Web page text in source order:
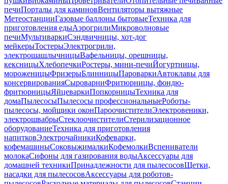
печиПорталы для каминовВентиляторы вытяжные
МетеостанцииГазовые баллоны бытовыеТехника для
приготовления едыАэрогрилиМикроволновые
печиМультиваркиСэндвичницы, хот-дог
мейкерыТостерыЭлектрогрили,
электрошашлычницыВафельницы, орешницы,
кексницыХлебопечкиРостеры, мини-печиЙогуртницы,
мороженицыФризерыБлинницыПароваркиАвтоклавы для
консервированияСыроварниФритюрницы, фондю-
фритюрницыЯйцеваркиПопкорницыТехника для
домаПылесосыПылесосы профессиональныеРоботы-
пылесосы, мойщики оконПароочистителиЭлектровеники,
электрошвабрыСтеклоочистителиСтерилизационное
оборудованиеТехника для приготовления
напитковЭлектрочайникиКофеварки,
кофемашиныСоковыжималкиКофемолкиВспениватели
молокаСифоны для газирования водыАксессуары для
домашней техникиПринадлежности для пылесосовЩетки,
насадки для пылесосовАксессуары для роботов-